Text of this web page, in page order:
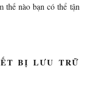
thế nào bạn có thể tận
BỊ LƯU TRỮ